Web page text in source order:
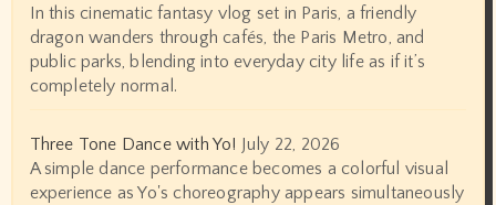
In this cinematic fantasy vlog set in Paris, a friendly
dragon wanders through cafés, the Paris Metro, and
public parks, blending into everyday city life as if it’s
completely normal.
Three Tone Dance with Yo! July 22, 2026
A simple dance performance becomes a colorful visual
experience as Yo's choreography appears simultaneously